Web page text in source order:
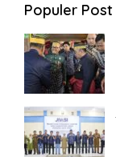
Populer Post